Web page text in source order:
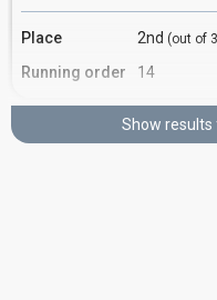
Place 2nd (out of
Running order 14
Show